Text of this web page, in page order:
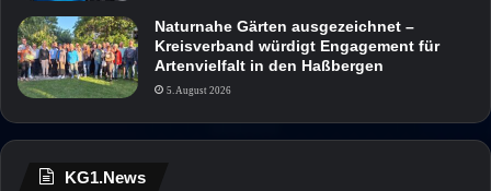
Naturnahe Gärten ausgezeichnet –
Kreisverband würdigt Engagement für
Artenvielfalt in den Haßbergen
5. August 2026
KG1.News